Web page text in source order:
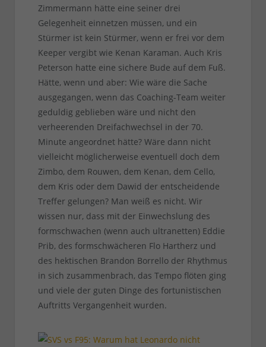
Zimmermann hätte eine seiner drei
Gelegenheit einnetzen müssen, und ein
Stürmer ist kein Stürmer, wenn er frei vor dem
Keeper vergibt wie Kenan Karaman. Auch Kris
Peterson hatte eine sichere Bude auf dem Fuß.
Hätte, wenn und aber: Wie wäre die Sache
ausgegangen, wenn das Coaching-Team weiter
geduldig geblieben wäre und nicht den
verheerenden Dreifachwechsel in der 70.
Minute angeordnet hätte? Wäre dann nicht
vielleicht möglicherweise eventuell doch dem
Zimbo, dem Rouwen, dem Kenan, dem Cello,
dem Kris oder dem Dawid der entscheidende
Treffer gelungen? Man weiß es nicht. Wir
wissen nur, dass mit der Einwechslung des
formschwachen (wenn auch ultranetten) Eddie
Prib, des formschwächeren Flo Hartherz und
des hektischen Brandon Borrello der Rhythmus
in sich zusammenbrach, das Tempo flöten ging
und viele der guten Dinge des fortunistischen
Auftritts Vergangenheit wurden.